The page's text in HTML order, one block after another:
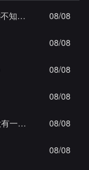
Dj一个球-国语FunkyHouse音乐你永远不知道故乡抽离飘弹空灵鼓系列慢摇串烧NO.125 08/08
08/08
08/08
08/08
【55Y独家】Dj筱布-包厢战神咚鼓有没有一首歌让你想起我FunkyHouse串烧 08/08
08/08